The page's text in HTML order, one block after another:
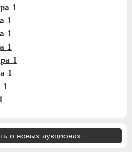
1
1
1
1
1
1
1
о новых аукционах
1918